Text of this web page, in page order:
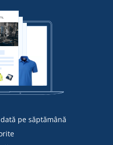
pe săptămână